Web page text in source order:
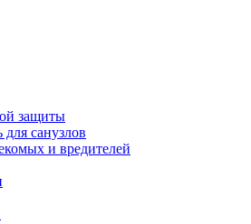
защиты
санузлов
и вредителей